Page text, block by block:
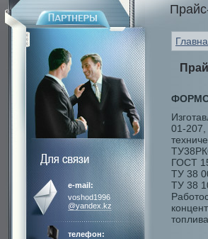
e-mail:
voshod1996
@yandex.kz
телефон:
01-207,
ГОСТ
ТУ 38
ТУ 38